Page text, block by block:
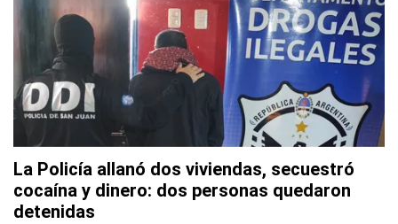
La Policía allanó dos viviendas, secuestró
cocaína y dinero: dos personas quedaron
detenidas